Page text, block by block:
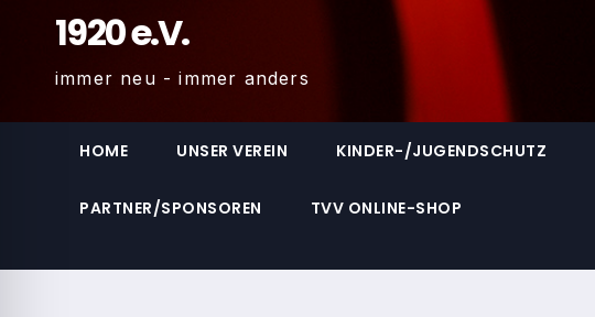
1920 e.V.
immer neu - immer anders
HOME UNSER VEREIN KINDER-/JUGENDSCHUTZ
PARTNER/SPONSOREN TVV ONLINE-SHOP